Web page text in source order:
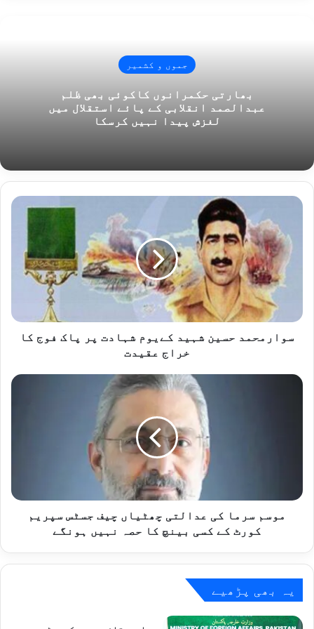
جموں و کشمیر
بھارتی حکمرانوں کاکوئی بھی ظلم
عبدالصمد انقلابی کے پائے استقلال میں
لغزش پیدا نہیں کرسکا
س
ح
ش
م
د
ر
پ
سوارمحمد حسین شہید کےیوم شہادت پر پاک فوج کا
خراج عقیدت
م
ک
ی
چ
موسم سرما کی عدالتی چھٹیاں چیف جسٹس سپریم
کورٹ کے کسی بینچ کا حصہ نہیں ہونگے
یہ بھی پڑھیے